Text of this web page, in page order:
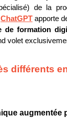
de la
ChatGPT apporte
de formation
volet
différents
augmentée